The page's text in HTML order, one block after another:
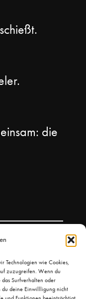
Technologien wie Cookies,
zuzugreifen. Wenn du
Surfverhalten oder
deine Einwillligung nicht
die